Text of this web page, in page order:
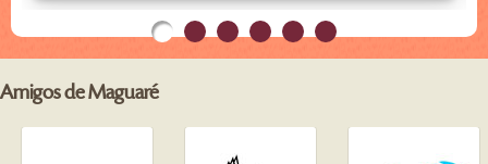
Amigos de Maguaré